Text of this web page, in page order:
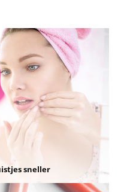
sneller